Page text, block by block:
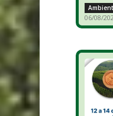
06/08/